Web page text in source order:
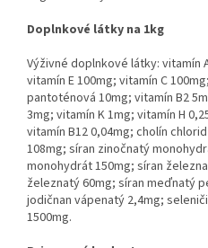
Doplnkové látky na 1kg
Výživné doplnkové látky: vitamín
vitamín E 100mg; vitamín C
pantoténová 10mg; vitamín B2
3mg; vitamín K 1mg; vitamín H
vitamín B12 0,04mg; cholín
108mg; síran zinočnatý
monohydrát 150mg; síran
železnatý 60mg; síran meďnatý
jodičnan vápenatý 2,4mg;
1500mg.